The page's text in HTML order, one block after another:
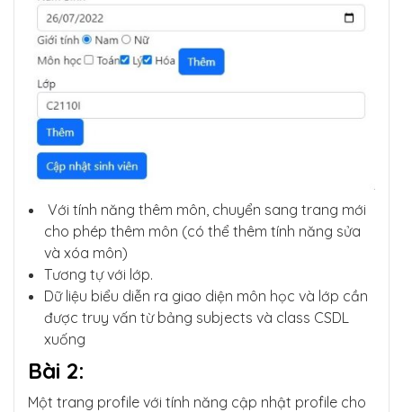
Với tính năng thêm môn, chuyển sang trang mới
cho phép thêm môn (có thể thêm tính năng sửa
và xóa môn)
Tương tự với lớp.
Dữ liệu biểu diễn ra giao diện môn học và lớp cần
được truy vấn từ bảng subjects và class CSDL
xuống
Bài 2:
Một trang profile với tính năng cập nhật profile cho